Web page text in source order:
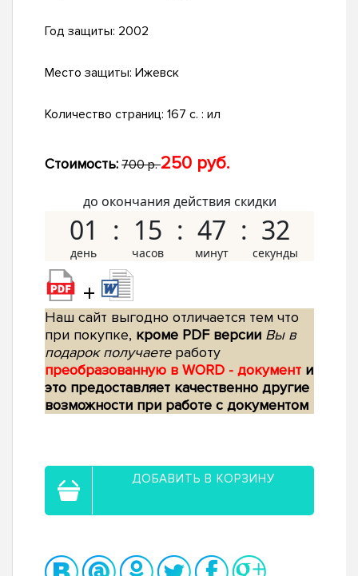
Год защиты: 2002
Место защиты: Ижевск
Количество страниц: 167 с. : ил
Стоимость: 700 р.250 руб.
до окончания действия скидки
01 15 47 31
+
Наш сайт выгодно отличается тем что
при покупке, кроме PDF версии Вы в
подарок получаетеработу
преобразованную в WORD - документ и
это предоставляет качественно другие
возможности при работе с документом
ДОБАВИТЬ В КОРЗИНУ